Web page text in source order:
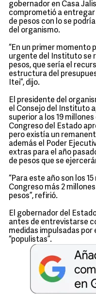
gobernador en Casa
comprometió a entregar
de pesos con lo se
del organismo.
“En un primer momento
urgente del Instituto se
pesos, que sería el
estructura del
Itei”, dijo.
El presidente del
el Consejo del Instituto
superior a los 19
Congreso del Estado
pero existía un
además el Poder
extras para el año
de pesos que se
“Para este año son los
Congreso más 2
pesos”, refirió.
El gobernador del
antes de entrevistarse
medidas impulsadas
“populistas”.